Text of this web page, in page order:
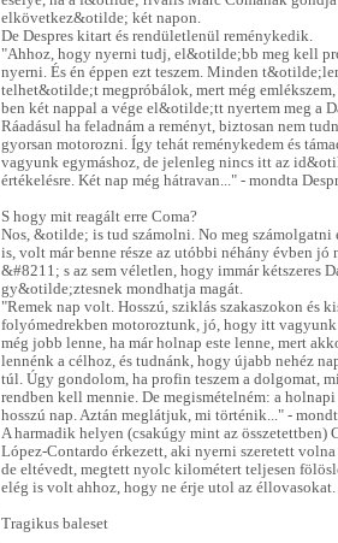
elkövetkez&otilde; két napon.
De Despres kitart és rendületlenül reménykedik.
"Ahhoz, hogy nyerni tudj, el&otilde;bb meg kell
nyerni. És én éppen ezt teszem. Minden
telhet&otilde;t megpróbálok, mert még
ben két nappal a vége el&otilde;tt nyertem meg a
Ráadásul ha feladnám a reményt, biztosan nem
gyorsan motorozni. Így tehát reménykedem és
vagyunk egymáshoz, de jelenleg nincs itt az
értékelésre. Két nap még hátravan..." - mondta
S hogy mit reagált erre Coma?
Nos, &otilde; is tud számolni. No meg számolgatni
is, volt már benne része az utóbbi néhány évben jó
&#8211; s az sem véletlen, hogy immár kétszeres
gy&otilde;ztesnek mondhatja magát.
"Remek nap volt. Hosszú, sziklás szakaszokon és
folyómedrekben motoroztunk, jó, hogy itt vagyunk
még jobb lenne, ha már holnap este lenne, mert
lennénk a célhoz, és tudnánk, hogy újabb nehéz
túl. Úgy gondolom, ha profin teszem a dolgomat,
rendben kell mennie. De megismételném: a
hosszú nap. Aztán meglátjuk, mi történik..." -
A harmadik helyen (csakúgy mint az összetettben)
López-Contardo érkezett, aki nyerni szeretett volna
de eltévedt, megtett nyolc kilométert teljesen
elég is volt ahhoz, hogy ne érje utol az éllovasokat.
Tragikus baleset